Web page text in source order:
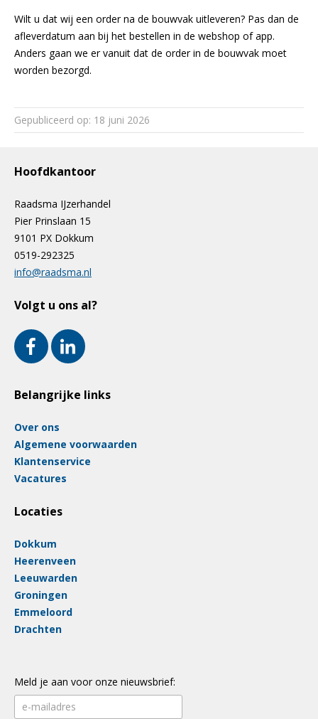
Wilt u dat wij een order na de bouwvak uitleveren? Pas dan de
afleverdatum aan bij het bestellen in de webshop of app.
Anders gaan we er vanuit dat de order in de bouwvak moet
worden bezorgd.
Gepubliceerd op: 18 juni 2026
Hoofdkantoor
Raadsma IJzerhandel
Pier Prinslaan 15
9101 PX Dokkum
0519-292325
info@raadsma.nl
Volgt u ons al?
Belangrijke links
Over ons
Algemene voorwaarden
Klantenservice
Vacatures
Locaties
Dokkum
Heerenveen
Leeuwarden
Groningen
Emmeloord
Drachten
Meld je aan voor onze nieuwsbrief: